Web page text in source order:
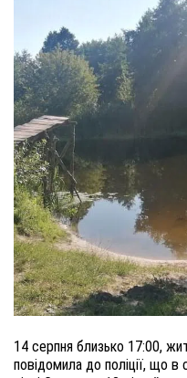
14 серпня близько 17:00,
повідомила до поліції, що в